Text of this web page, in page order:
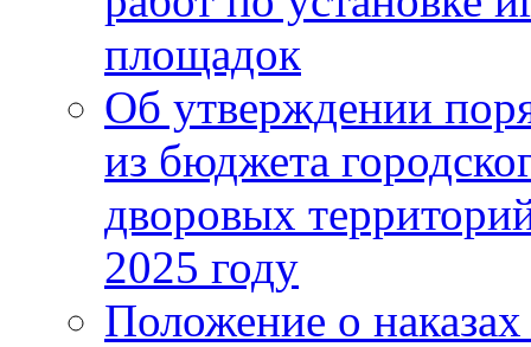
площадок
Об утверждении
из бюджета
дворовых
2025 году
Положение о